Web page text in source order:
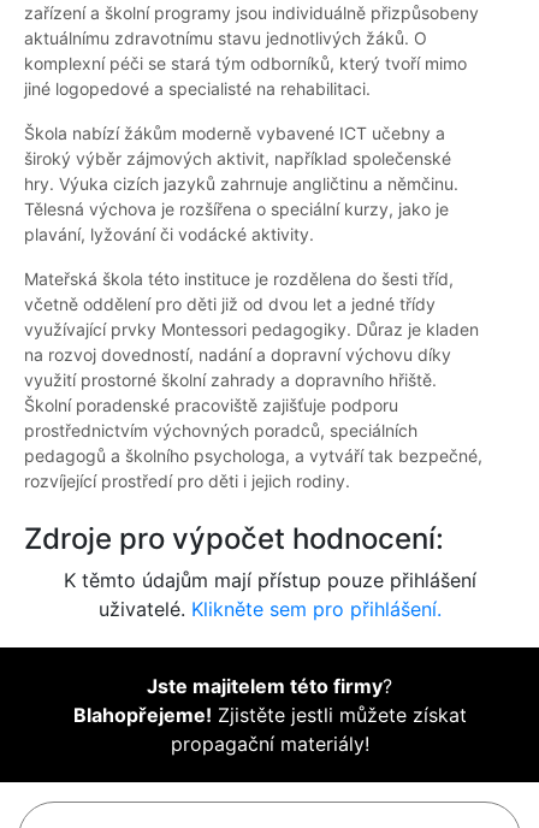
zařízení a školní programy jsou individuálně přizpůsobeny
aktuálnímu zdravotnímu stavu jednotlivých žáků. O
komplexní péči se stará tým odborníků, který tvoří mimo
jiné logopedové a specialisté na rehabilitaci.
Škola nabízí žákům moderně vybavené ICT učebny a
široký výběr zájmových aktivit, například společenské
hry. Výuka cizích jazyků zahrnuje angličtinu a němčinu.
Tělesná výchova je rozšířena o speciální kurzy, jako je
plavání, lyžování či vodácké aktivity.
Mateřská škola této instituce je rozdělena do šesti tříd,
včetně oddělení pro děti již od dvou let a jedné třídy
využívající prvky Montessori pedagogiky. Důraz je kladen
na rozvoj dovedností, nadání a dopravní výchovu díky
využití prostorné školní zahrady a dopravního hřiště.
Školní poradenské pracoviště zajišťuje podporu
prostřednictvím výchovných poradců, speciálních
pedagogů a školního psychologa, a vytváří tak bezpečné,
rozvíjející prostředí pro děti i jejich rodiny.
Zdroje pro výpočet hodnocení:
K těmto údajům mají přístup pouze přihlášení
uživatelé. Klikněte sem pro přihlášení.
Jste majitelem této firmy?
Blahopřejeme! Zjistěte jestli můžete získat
propagační materiály!